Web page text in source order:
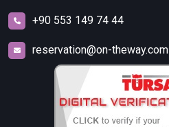
+90 553 149 74 44
reservation@on-theway.com